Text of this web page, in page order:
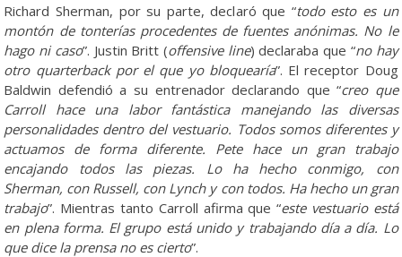
Richard Sherman, por su parte, declaró que “todo esto es un
montón de tonterías procedentes de fuentes anónimas. No le
hago ni caso”. Justin Britt (offensive line) declaraba que “no hay
otro quarterback por el que yo bloquearía”. El receptor Doug
Baldwin defendió a su entrenador declarando que “creo que
Carroll hace una labor fantástica manejando las diversas
personalidades dentro del vestuario. Todos somos diferentes y
actuamos de forma diferente. Pete hace un gran trabajo
encajando todos las piezas. Lo ha hecho conmigo, con
Sherman, con Russell, con Lynch y con todos. Ha hecho un gran
trabajo”. Mientras tanto Carroll afirma que “este vestuario está
en plena forma. El grupo está unido y trabajando día a día. Lo
que dice la prensa no es cierto”.